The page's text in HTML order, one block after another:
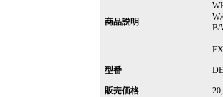
商品説明
B/
型番
販売価格